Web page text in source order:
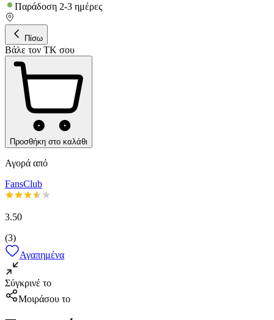
Παράδοση 2-3 ημέρες
Πίσω
Βάλε τον ΤΚ σου
Προσθήκη στο καλάθι
Αγορά από
FansClub
3.50
(3)
Αγαπημένα
Σύγκρινέ το
Μοιράσου το